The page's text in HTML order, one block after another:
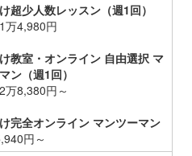
超少人数レッスン（週1回）
万4,980円
教室・オンライン 自由選択 マ
ン（週1回）
万8,380円～
完全オンライン マンツーマン
円～